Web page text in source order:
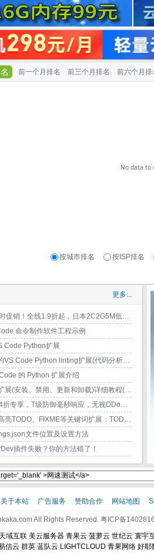
前一个月排名 前三个月排名 前六个月排
No data to
按城市排名 按ISP排名
更多...
Jtti云服务器限时促销！全线1.9折起，日本2C2G5M低至$28/6个月，终身循环优惠
命令制作软件工程示例
Code Python扩展
介绍几款常见的VS Code Python linting扩展(代码分析工具)
的 Python 扩展介绍
VS Code管理扩展(安装、禁用、更新和卸载)详细教程(新手指南)
Jtti高防服务器4折专享，T级防御毫秒响应，无视DDoS/CC，支持压力测试
VS Code安装高亮TODO、FIXME等关键词扩展：TODO Highlight
文件位置及设置方法
插件失败？你的方法错了！
关于本站 广告服务 赞助合作 网站地图
All Rights Reserved. 粤ICP备
域互联 美云服务器 青果云 菠萝云 世纪云 寰宇
信云 群英 蓝队云 LIGHTCLOUD 青果网络 好耶